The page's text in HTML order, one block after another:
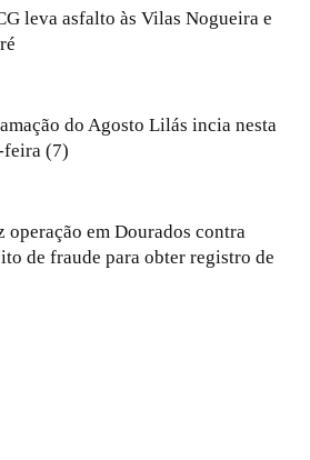
leva asfalto às Vilas Nogueira e
do Agosto Lilás incia nesta
feira (7)
operação em Dourados contra
de fraude para obter registro de